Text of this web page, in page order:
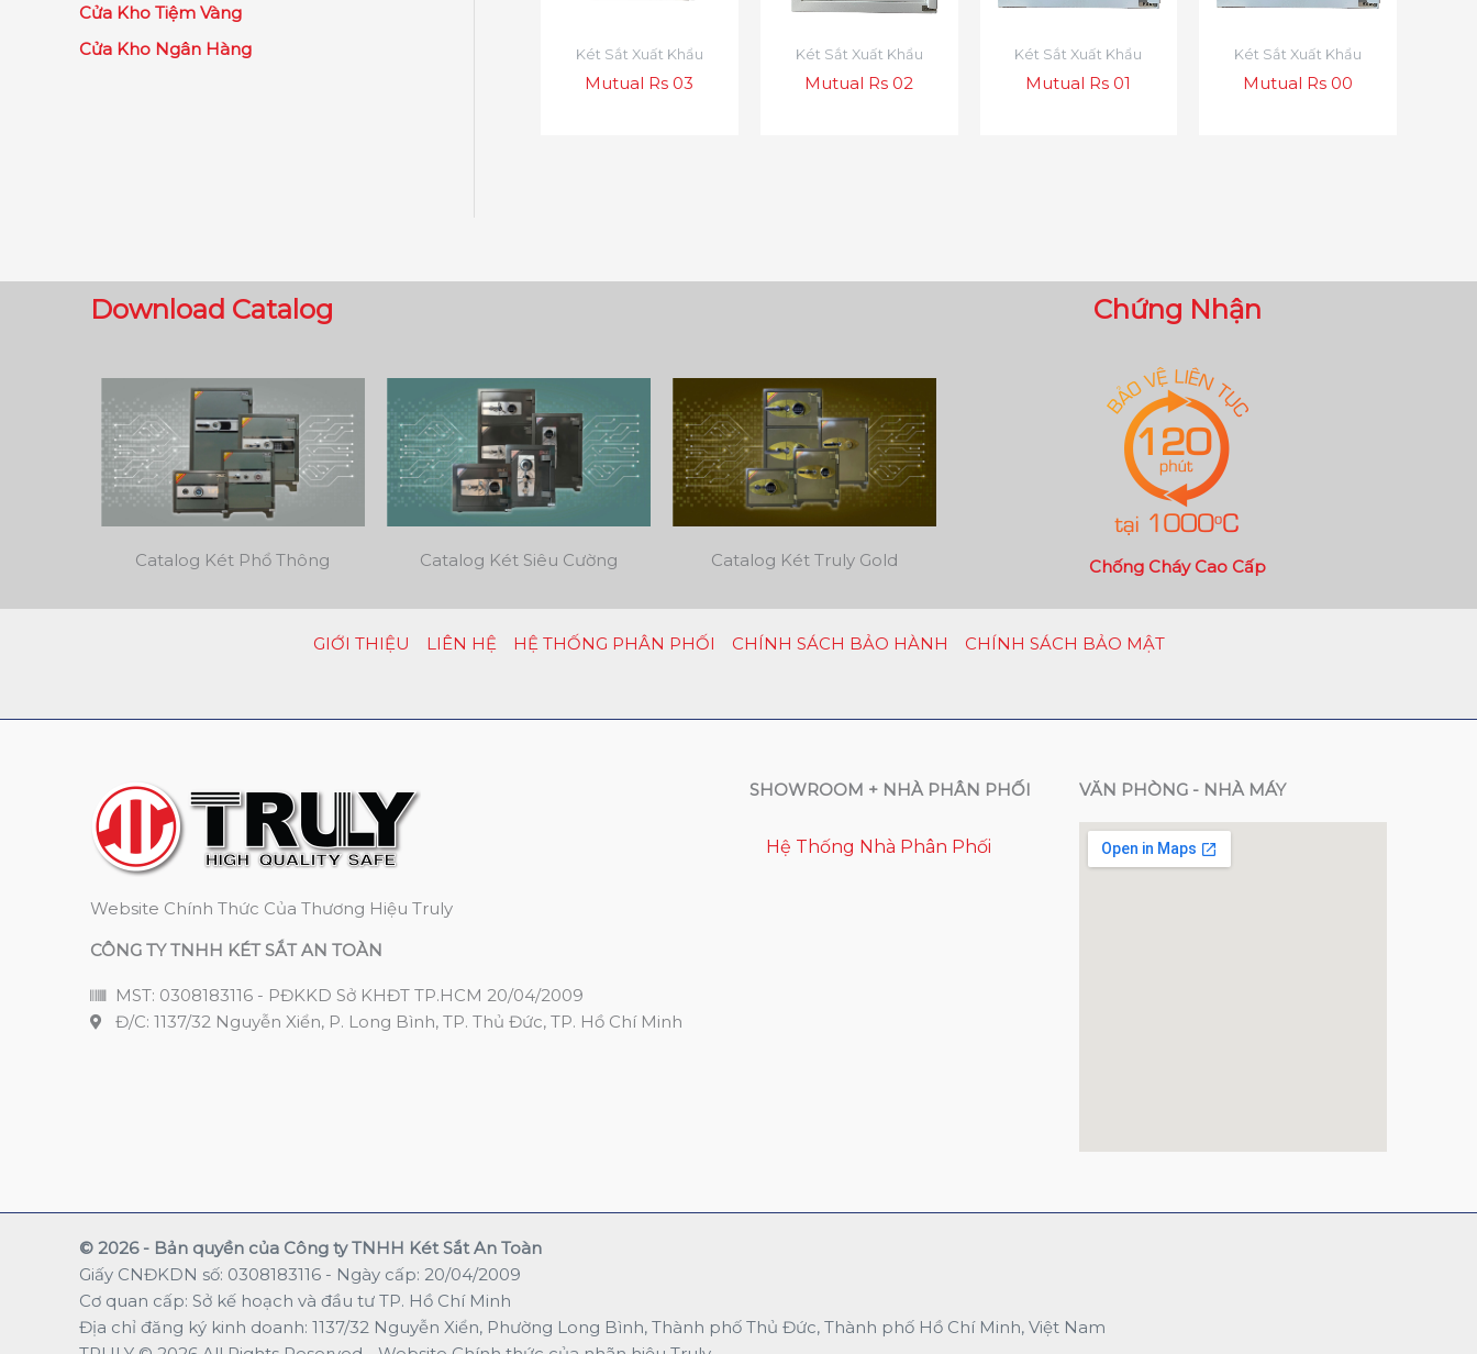
Cửa Kho Tiệm Vàng
Cửa Kho Ngân Hàng
Két Sắt Xuất Khẩu
Mutual Rs 03
Két Sắt Xuất Khẩu
Mutual Rs 02
Két Sắt Xuất Khẩu
Mutual Rs 01
Két Sắt Xuất Khẩu
Mutual Rs 00
Download Catalog
Catalog Két Phổ Thông Catalog Két Siêu Cường Catalog Két Truly Gold
Chứng Nhận
Chống Cháy Cao Cấp
GIỚI THIỆU LIÊN HỆ HỆ THỐNG PHÂN PHỐI CHÍNH SÁCH BẢO HÀNH CHÍNH SÁCH BẢO MẬT
Website Chính Thức Của Thương Hiệu Truly
CÔNG TY TNHH KÉT SẮT AN TOÀN
MST: 0308183116 - PĐKKD Sở KHĐT TP.HCM 20/04/2009
Đ/C: 1137/32 Nguyễn Xiển, P. Long Bình, TP. Thủ Đức, TP. Hồ Chí Minh
SHOWROOM + NHÀ PHÂN PHỐI
Hệ Thống Nhà Phân Phối
VĂN PHÒNG - NHÀ MÁY
© 2026 - Bản quyền của Công ty TNHH Két Sắt An Toàn
Giấy CNĐKDN số: 0308183116 - Ngày cấp: 20/04/2009
Cơ quan cấp: Sở kế hoạch và đầu tư TP. Hồ Chí Minh
Địa chỉ đăng ký kinh doanh: 1137/32 Nguyễn Xiển, Phường Long Bình, Thành phố Thủ Đức, Thành phố Hồ Chí Minh, Việt Nam